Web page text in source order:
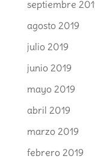
septiembre
agosto 2019
julio 2019
junio 2019
mayo 2019
abril 2019
marzo 2019
febrero 2019